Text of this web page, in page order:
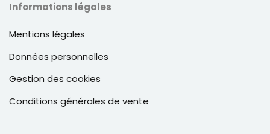
Informations légales
Mentions légales
Données personnelles
Gestion des cookies
Conditions générales de vente